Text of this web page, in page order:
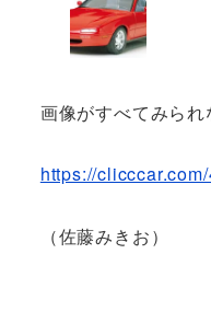
画像がすべてみら
https://
（佐藤みきお）